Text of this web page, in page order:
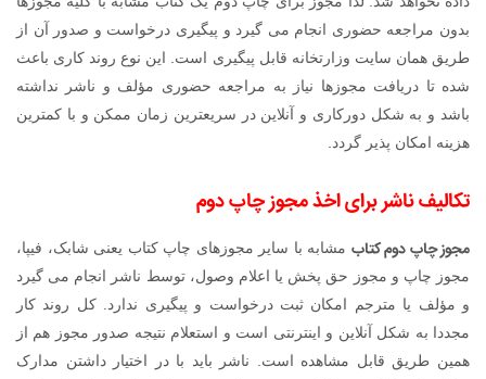
بدون مراجعه حضوری انجام می گیرد و پیگیری درخواست و صدور آن از
طریق همان سایت وزارتخانه قابل پیگیری است. این نوع روند کاری باعث
شده تا دریافت مجوزها نیاز به مراجعه حضوری مؤلف و ناشر نداشته
باشد و به شکل دورکاری و آنلاین در سریعترین زمان ممکن و با کمترین
هزینه امکان پذیر گردد.
تکالیف ناشر برای اخذ مجوز چاپ دوم
مجوز چاپ دوم کتاب مشابه با سایر مجوزهای چاپ کتاب یعنی شابک، فیپا،
مجوز چاپ و مجوز حق پخش یا اعلام وصول، توسط ناشر انجام می گیرد
و مؤلف یا مترجم امکان ثبت درخواست و پیگیری ندارد. کل روند کار
مجددا به شکل آنلاین و اینترنتی است و استعلام نتیجه صدور مجوز هم از
همین طریق قابل مشاهده است. ناشر باید با در اختیار داشتن مدارک